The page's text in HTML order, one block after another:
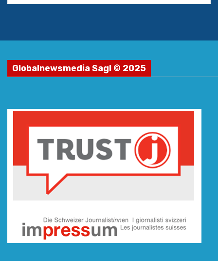
Globalnewsmedia Sagl © 2025